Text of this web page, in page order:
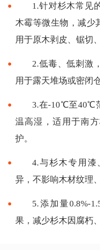
1.针对杉木常见
木霉等微生物，减少
用于原木剥皮、锯切
2.低毒、低刺激
用于露天堆场或密闭
3.在-10℃至40℃
温高湿，适用于南
护。
4.与杉木专用
异，不影响木材纹理
5.添加量0.8%-
果，减少杉木因腐朽